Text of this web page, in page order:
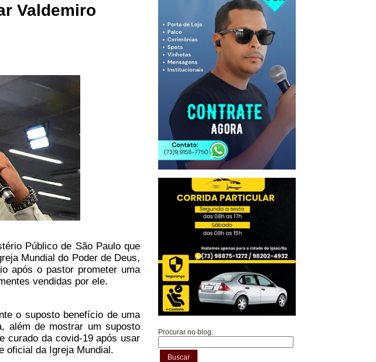
Valdemiro
Público de São Paulo que
Mundial do Poder de Deus,
após o pastor prometer uma
vendidas por ele.
o suposto benefício de uma
além de mostrar um suposto
curado da covid-19 após usar
oficial da Igreja Mundial.
Procurar no blog:
Buscar